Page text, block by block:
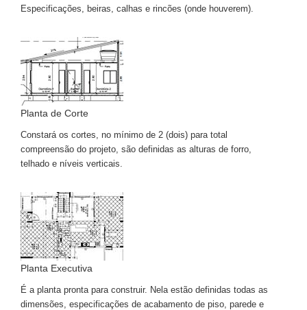
Especificações, beiras, calhas e rincões (onde houverem).
Planta de Corte
Constará os cortes, no mínimo de 2 (dois) para total
compreensão do projeto, são definidas as alturas de forro,
telhado e níveis verticais.
Planta Executiva
É a planta pronta para construir. Nela estão definidas todas as
dimensões, especificações de acabamento de piso, parede e